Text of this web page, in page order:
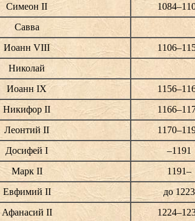
Симеон II
Савва
Иоанн VIII
Николай
Иоанн IX
Никифор II
Леонтий II
Досифей I
–1191
Марк II
1191–
Евфимий II
до 1223
Афанасий II